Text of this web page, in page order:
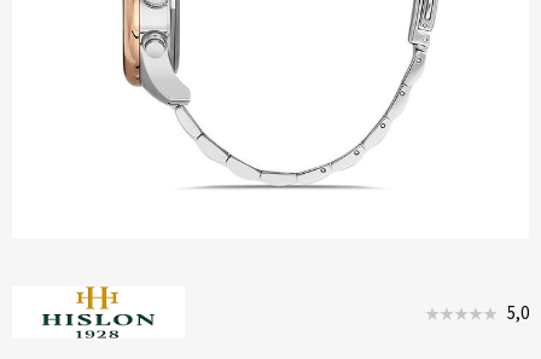
5,0